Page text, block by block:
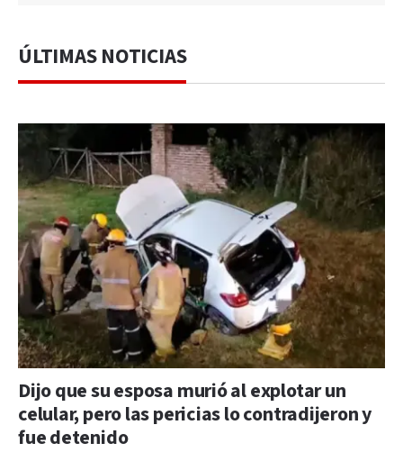
ÚLTIMAS NOTICIAS
Dijo que su esposa murió al explotar un
celular, pero las pericias lo contradijeron y
fue detenido